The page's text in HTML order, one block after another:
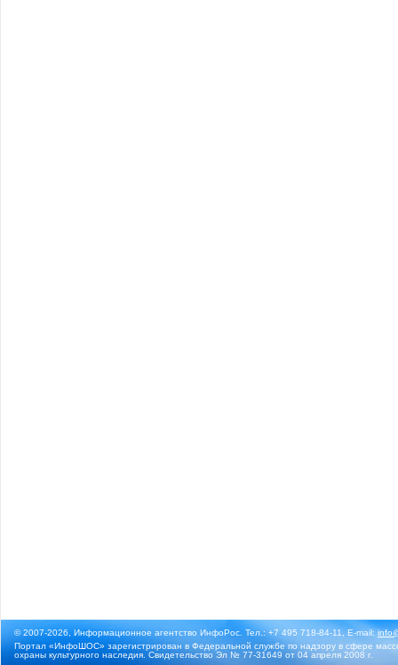
© 2007-2026, Информационное агентство ИнфоРос. Тел.: +7 495 718-84-11, E-mail:
Портал «ИнфоШОС» зарегистрирован в Федеральной службе по надзору в сфере
охраны культурного наследия. Свидетельство Эл № 77-31649 от 04 апреля 2008 г.